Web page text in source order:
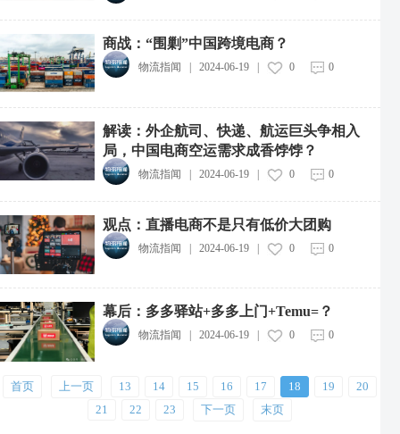
商战：“围剿”中国跨境电商？
物流指闻 2024-06-19| 0 0
解读：外企航司、快递、航运巨头争相入
局，中国电商空运需求成香饽饽？
物流指闻 | 2024-06-19| 0 0
观点：直播电商不是只有低价大团购
物流指闻 | 2024-06-19| 0 0
幕后：多多驿站+多多上门+Temu=？
物流指闻 2024-06-19| 0 0
首页 上一页 13 14 15 16 17 18 19
20
21
22 23 下一页 末页
中远海运集团投资成立新能源航运公司
2026-08-07
中通快递粤港澳大湾区惠州转运中心投运
2026-08-07